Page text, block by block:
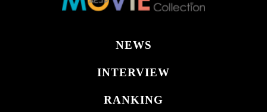
NEWS
INTERVIEW
RANKING